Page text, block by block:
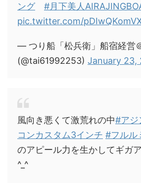
ング
#月下美人
pic.twitter.com/
— つり船「松兵衛」船宿経営
(@tai61992253) January 23,
風向き悪くて激荒れの中#アジ
コンカスタム3インチ #フルル
のアピール力を生かしてギガ
^_^